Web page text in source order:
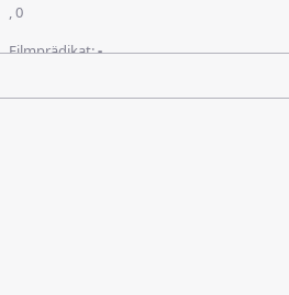
, 0
Filmprädikat:-